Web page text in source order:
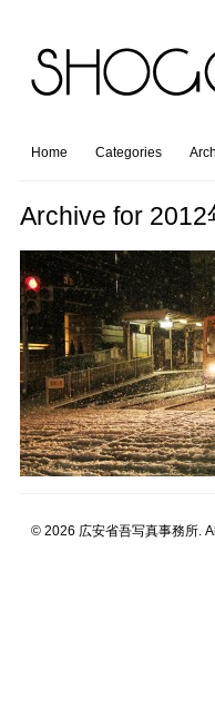
Home Categories
Archive for 2012
© 2026 広安省吾写真事務所.